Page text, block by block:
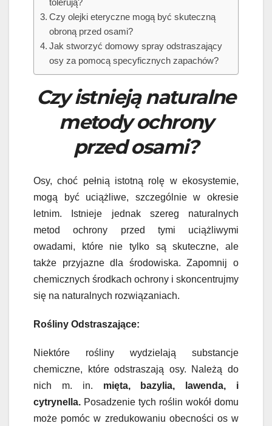
Czy olejki eteryczne mogą być skuteczną
obroną przed osami?
Jak stworzyć domowy spray odstraszający
osy za pomocą specyficznych zapachów?
Czy istnieją naturalne
metody ochrony
przed osami?
Osy, choć pełnią istotną rolę w ekosystemie,
mogą być uciążliwe, szczególnie w okresie
letnim. Istnieje jednak szereg naturalnych
metod ochrony przed tymi uciążliwymi
owadami, które nie tylko są skuteczne, ale
także przyjazne dla środowiska. Zapomnij o
chemicznych środkach ochrony i skoncentrujmy
się na naturalnych rozwiązaniach.
Rośliny Odstraszające:
Niektóre rośliny wydzielają substancje
chemiczne, które odstraszają osy. Należą do
nich m. in. mięta, bazylia, lawenda, i
cytrynella. Posadzenie tych roślin wokół domu
może pomóc w zredukowaniu obecności os w